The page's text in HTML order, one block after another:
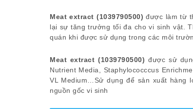
Meat extract (1039790500)được làm từ
lại sự tăng trưởng tối đa cho vi sinh vật.
quán khi được sử dụng trong các môi
Meat extract (1039790500) được sử
Nutrient Media, Staphylococccus
VL Medium…Sử dụng để sản xuất hàng
nguồn gốc vi sinh